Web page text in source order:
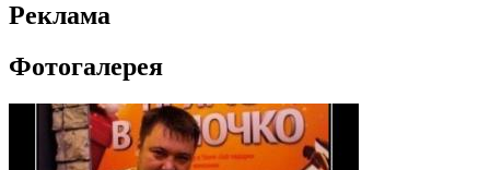
Реклама
Фотогалерея